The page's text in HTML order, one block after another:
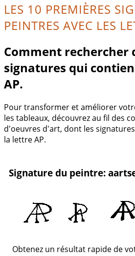
LES 10 PREMIÈRES
PEINTRES AVEC LES
Comment rechercher
signatures qui
AP.
Pour transformer et améliorer
les tableaux, découvrez au fil des
d'oeuvres d'art, dont les
la lettre AP.
Signature du peintre:
Obtenez un résultat rapide de